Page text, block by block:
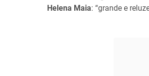
Helena Maia: “grande e